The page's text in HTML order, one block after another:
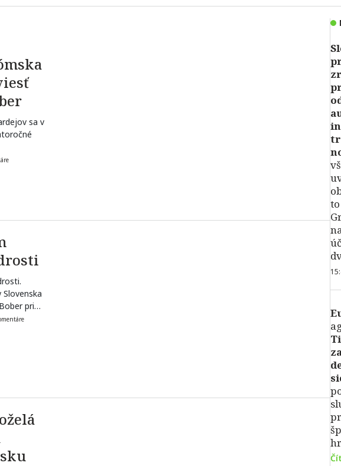
sa v
pri…